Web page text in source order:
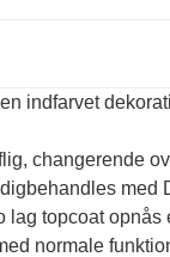
indfarvet
changerende
med
lag topcoat opnås
normale